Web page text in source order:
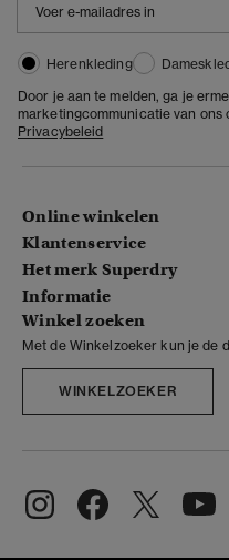
Herenkleding
Door je aan te melden, ga je
marketingcommunicatie van ons
Privacybeleid
Online winkelen
Klantenservice
Het merk Superdry
Informatie
Winkel zoeken
Met de Winkelzoeker kun je de
WINKELZOEKER